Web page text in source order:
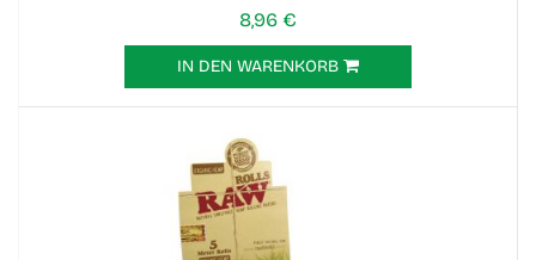
8,96 €
IN DEN WARENKORB